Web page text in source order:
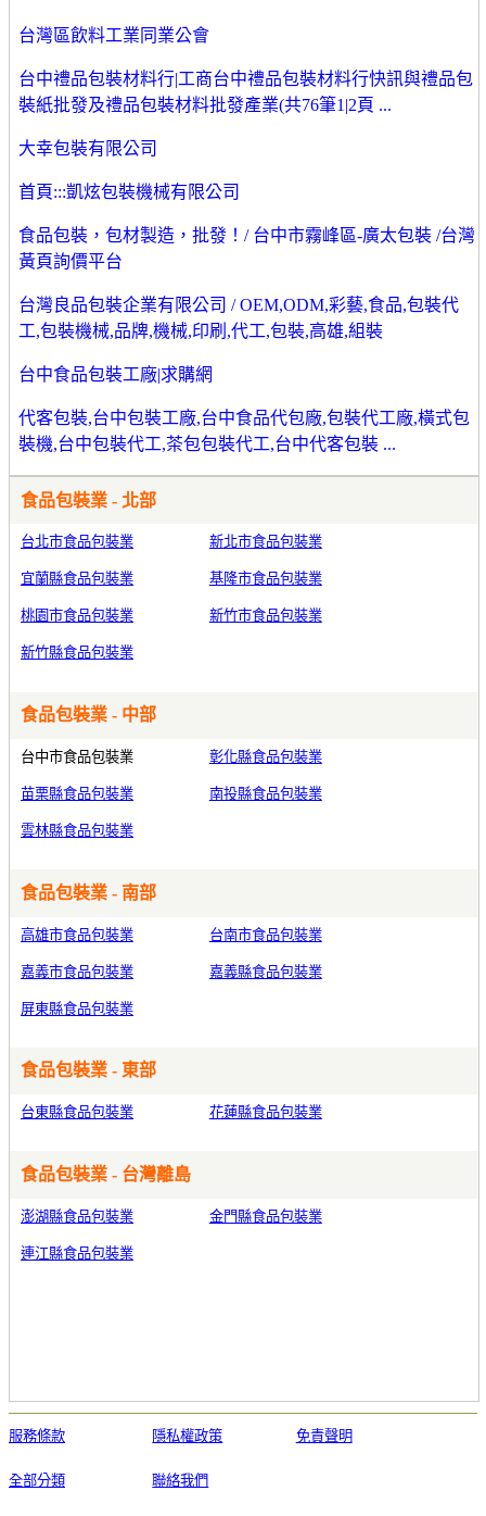
台灣區飲料工業同業公會
台中禮品包裝材料行|工商台中禮品包裝材料行快訊與禮品包
裝紙批發及禮品包裝材料批發產業(共76筆1|2頁 ...
大幸包裝有限公司
首頁:::凱炫包裝機械有限公司
食品包裝，包材製造，批發！/ 台中市霧峰區-廣太包裝 /台灣
黃頁詢價平台
台灣良品包裝企業有限公司 / OEM,ODM,彩藝,食品,包裝代
工,包裝機械,品牌,機械,印刷,代工,包裝,高雄,組裝
台中食品包裝工廠|求購網
代客包裝,台中包裝工廠,台中食品代包廠,包裝代工廠,橫式包
裝機,台中包裝代工,茶包包裝代工,台中代客包裝 ...
食品包裝業 - 北部
台北市食品包裝業 新北市食品包裝業
宜蘭縣食品包裝業 基隆市食品包裝業
桃園市食品包裝業 新竹市食品包裝業
新竹縣食品包裝業
食品包裝業 - 中部
台中市食品包裝業 彰化縣食品包裝業
苗栗縣食品包裝業 南投縣食品包裝業
雲林縣食品包裝業
食品包裝業 - 南部
高雄市食品包裝業 台南市食品包裝業
嘉義市食品包裝業 嘉義縣食品包裝業
屏東縣食品包裝業
食品包裝業 - 東部
台東縣食品包裝業 花蓮縣食品包裝業
食品包裝業 - 台灣離島
澎湖縣食品包裝業 金門縣食品包裝業
連江縣食品包裝業
服務條款 隱私權政策 免責聲明
全部分類 聯絡我們